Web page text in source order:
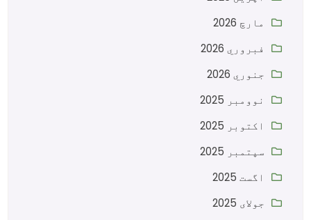
مارچ 2026
فبروري 2026
جنوري 2026
نوومبر 2025
اکتوبر 2025
سپتمبر 2025
اگست 2025
جولای 2025